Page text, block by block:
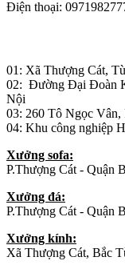
Điện thoại:
01: Xã Thượng Cát,
02: Đường Đại Đoàn
Nội
03: 260 Tô Ngọc
04: Khu công nghiệp
Xưởng sofa:
P.Thượng Cát - Quận
Xưởng đá:
P.Thượng Cát - Quận
Xưởng kính:
Xã Thượng Cát, Bắc